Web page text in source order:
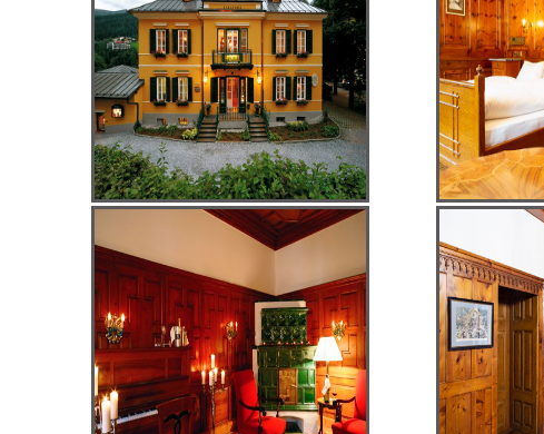
ein Haus mit
& Stil der
Salon
"it's tea